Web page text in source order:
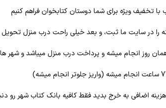
با تخفیف ویژه برای شما دوستان کتابخوان فراهم کنیم
را در سایت ما ثبت، و بعد خیلی راحت درب منزل تحویل
روز انجام میشه و پرداخت درب منزل میباشد و شهر
اضافی به خرج بدید فقط کافیه بانک کتاب شهر رو